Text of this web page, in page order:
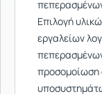
Επιλογή
εργαλείων
προσομοίωση